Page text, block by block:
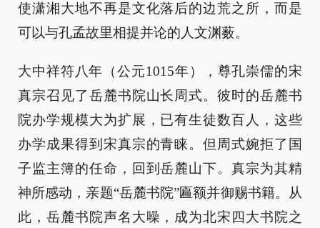
使潇湘大地不再是文化落后的边荒之所，而是
可以与孔孟故里相提并论的人文渊薮。
大中祥符八年（公元1015年），尊孔崇儒的宋
真宗召见了岳麓书院山长周式。彼时的岳麓书
院办学规模大为扩展，已有生徒数百人，这些
办学成果得到宋真宗的青睐。但周式婉拒了国
子监主簿的任命，回到岳麓山下。真宗为其精
神所感动，亲题“岳麓书院”匾额并御赐书籍。从
此，岳麓书院声名大噪，成为北宋四大书院之